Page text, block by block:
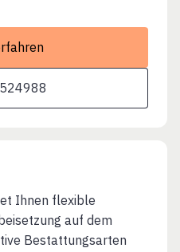
Ihnen flexible
auf dem
Bestattungsarten